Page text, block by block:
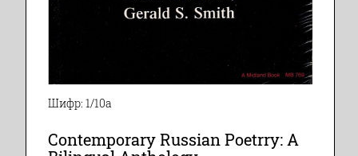
Шифр: 1/10а
Contemporary Russian Poetrry: A